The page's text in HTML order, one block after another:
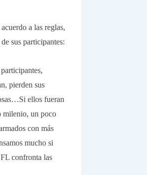
a las reglas,
sus participantes:
,
pierden sus
ellos fueran
milenio, un poco
con más
mucho si
confronta las